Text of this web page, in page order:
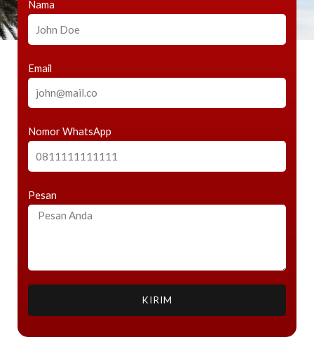
Nama
Email
Nomor WhatsApp
Pesan
KIRIM